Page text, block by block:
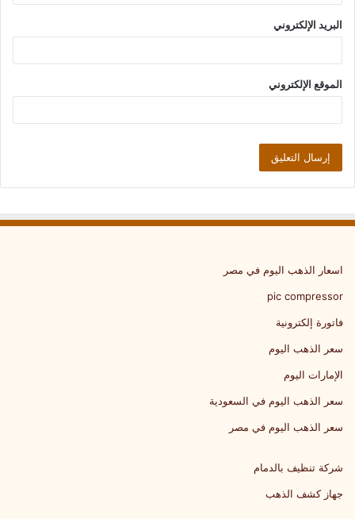
البريد الإلكتروني
الموقع الإلكتروني
اسعار الذهب اليوم في مصر
pic compressor
فاتورة إلكترونية
سعر الذهب اليوم
الإمارات اليوم
سعر الذهب اليوم في السعودية
سعر الذهب اليوم في مصر
شركة تنظيف بالدمام
جهاز كشف الذهب